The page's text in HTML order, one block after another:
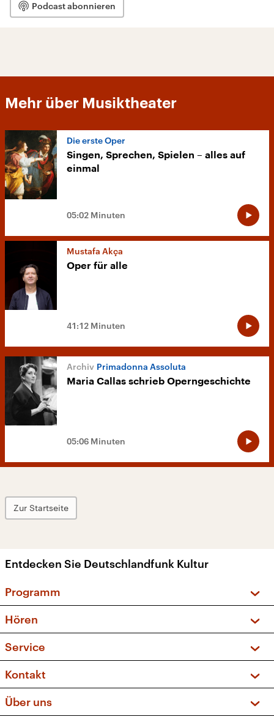
Podcast abonnieren
Mehr über Musiktheater
Die erste Oper
Singen, Sprechen, Spielen – alles auf
einmal
05:02 Minuten
Mustafa Akça
Oper für alle
41:12 Minuten
Primadonna Assoluta
Maria Callas schrieb Operngeschichte
05:06 Minuten
Zur Startseite
Entdecken Sie Deutschlandfunk Kultur
Programm
Sendungen und Podcasts
Musikliste
Kakadu – Das Kinderprogramm
Hören
Frequenzen (UKW + DAB+)
Service
FAQ
Apps
Newsletter
Kontakt
Social Media
Über uns